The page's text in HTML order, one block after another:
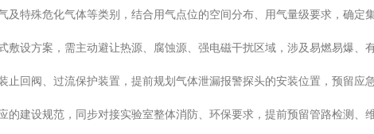
殊危化气体等类别，结合用气点位的空间分布、用气量级要求，确定
方案，需主动避让热源、腐蚀源、强电磁干扰区域，涉及易燃易爆、
阀、过流保护装置，提前规划气体泄漏报警探头的安装位置，预留应
设规范，同步对接实验室整体消防、环保要求，提前预留管路检测、